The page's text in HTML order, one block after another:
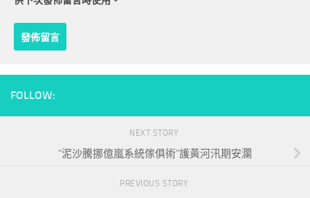
FOLLOW:
NEXT STORY
“泥沙騰挪億嵐系統傢俱術”護黃河汛期安瀾
PREVIOUS STORY